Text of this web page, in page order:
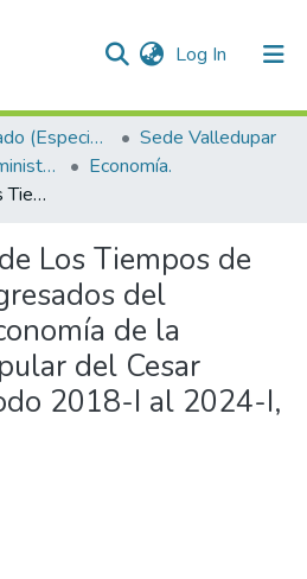
Log In (current)
Trabajos de Grado (Especializaciones y Pregrados)
Sede Valledupar
Facultad Ciencias Administrativas Contables y Económicas – Face
Economía.
Determinación de Los Tiempos de Grado de los Egresados del Programa de Economía de la Universidad Popular del Cesar durante el periodo 2018-I al 2024-I, Versión 2024
Los Tiempos de
del
de la
del Cesar
2018-I al 2024-I,